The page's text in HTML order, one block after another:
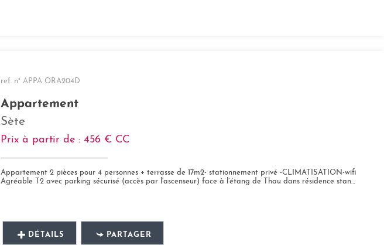
ref. n° APPA ORA204D
Appartement
Sète
Prix à partir de : 456 € CC
Appartement 2 pièces pour 4 personnes + terrasse de 17m2- stationnement privé -CLIMATISATION-wifi
Agréable T2 avec parking sécurisé (accès par l'ascenseur) face à l’étang de Thau dans résidence standing. Bel...
DÉTAILS PARTAGER